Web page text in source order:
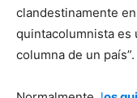
clandestinamente
quintacolumnista es
columna de un país”.